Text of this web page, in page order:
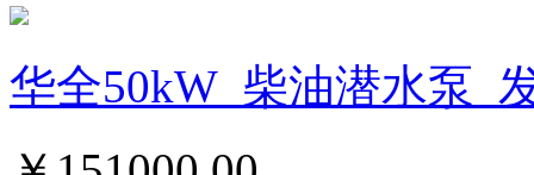
华全50kW_柴油潜水泵_